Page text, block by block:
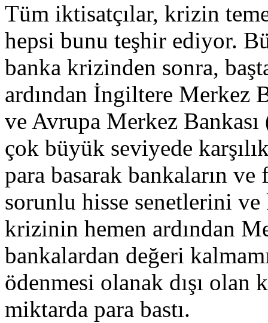
Tüm iktisatçılar, krizin
hepsi bunu teşhir ediyor.
banka krizinden sonra,
ardından İngiltere Merkez
ve Avrupa Merkez
çok büyük seviyede
para basarak bankaların
sorunlu hisse senetlerini
krizinin hemen ardından
bankalardan değeri
ödenmesi olanak dışı olan
miktarda para bastı.